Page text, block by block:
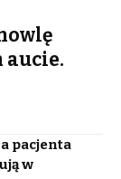
aucie.
pacjenta
w